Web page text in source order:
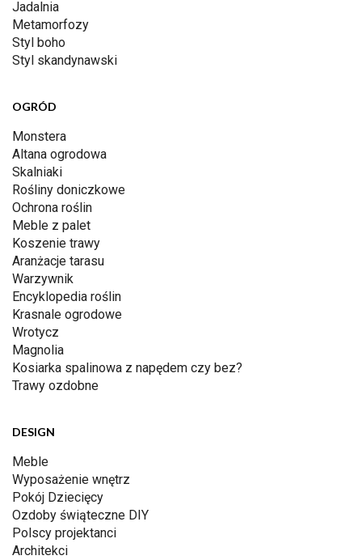
Jadalnia
Metamorfozy
Styl boho
Styl skandynawski
OGRÓD
Monstera
Altana ogrodowa
Skalniaki
Rośliny doniczkowe
Ochrona roślin
Meble z palet
Koszenie trawy
Aranżacje tarasu
Warzywnik
Encyklopedia roślin
Krasnale ogrodowe
Wrotycz
Magnolia
Kosiarka spalinowa z napędem czy bez?
Trawy ozdobne
DESIGN
Meble
Wyposażenie wnętrz
Pokój Dziecięcy
Ozdoby świąteczne DIY
Polscy projektanci
Architekci